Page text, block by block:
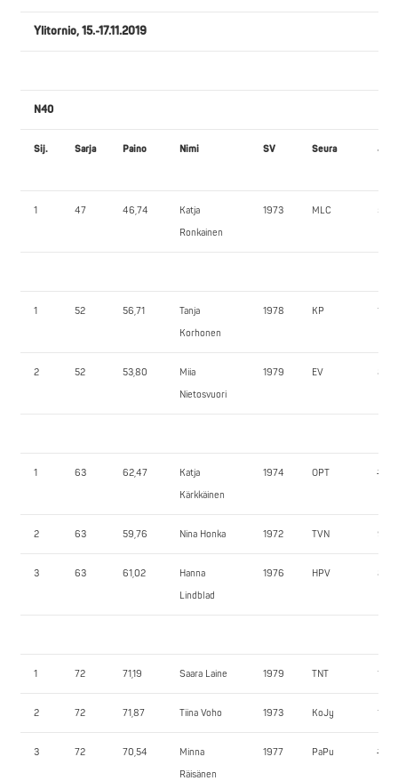
Ylitornio, 15.-17.11.2019
N40
Sij. Sarja Paino Nimi SV Seura JK1
1 47 46,74
Katja
Ronkainen
1973 MLC 55,0
1 52 56,71
Tanja
Korhonen
1978 KP
2 52 53,80
Miia
Nietosvuori
1979 EV 85,0
1 63 62,47
Katja
Kärkkäinen
1974 OPT 117,5
2 63 59,76 Nina Honka 1972 TVN 95,0
3 63 61,02
Hanna
Lindblad
1976 HPV 85,0
1 72 71,19 Saara Laine 1979 TNT
2 72 71,87 Tiina Voho 1973 KoJy
3 72 70,54
Minna
Räisänen
1977 PaPu